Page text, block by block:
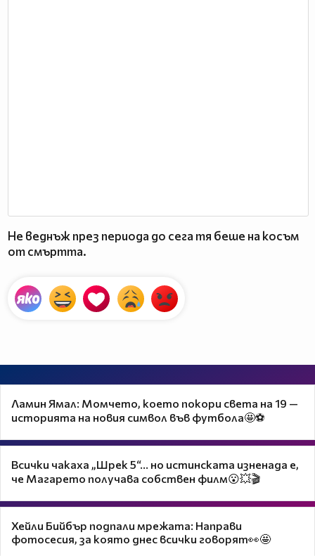
Не веднъж през периода до сега тя беше на косъм
от смъртта.
Ламин Ямал: Момчето, което покори света на 19 —
историята на новия символ във футбола🤩⚽
Всички чакаха „Шрек 5“… но истинската изненада е,
че Магарето получава собствен филм😮💥🎬
Хейли Бийбър подпали мрежата: Направи
фотосесия, за която днес всички говорят👀🤩